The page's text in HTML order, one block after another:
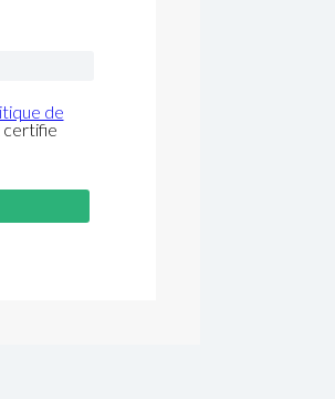
de
certifie